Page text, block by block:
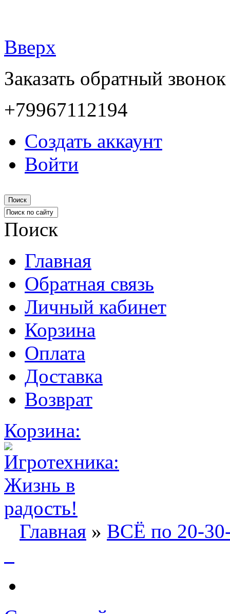
Вверх
Заказать обратный звонок
+79967112194
Создать аккаунт
Войти
Поиск
Поиск
Главная
Обратная связь
Личный кабинет
Корзина
Оплата
Доставка
Возврат
Корзина:
Главная » ВСЁ по 20-